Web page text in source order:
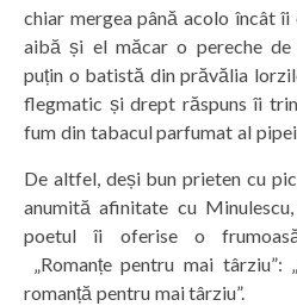
chiar mergea până acolo încât
aibă și el măcar o pereche de
puțin o batistă din prăvălia
flegmatic și drept răspuns îi
fum din tabacul parfumat al pipei
De altfel, deși bun prieten cu
anumită afinitate cu
poetul îi oferise o
„Romanțe pentru mai
romanță pentru mai târziu”.